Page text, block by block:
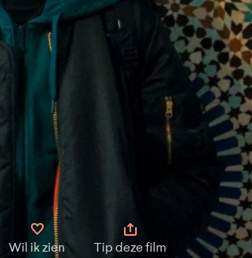
Wil ik zien Tip deze film